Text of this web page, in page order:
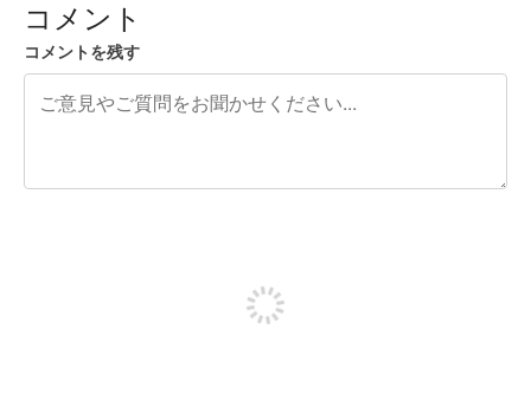
コメント
コメントを残す